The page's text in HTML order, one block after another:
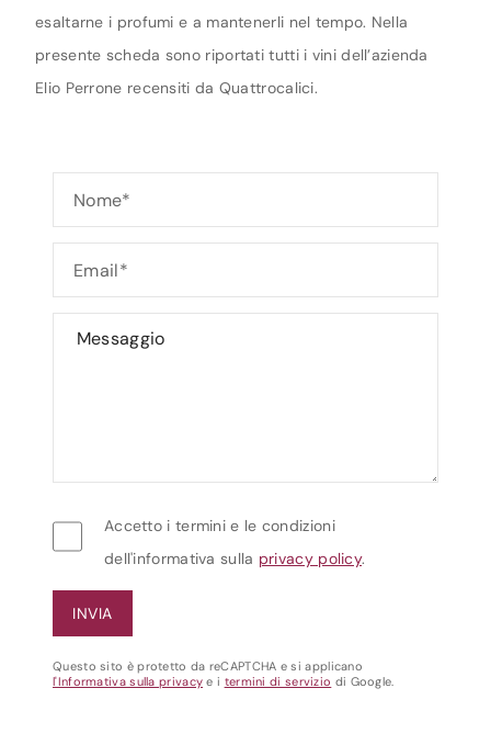
esaltarne i profumi e a mantenerli nel tempo. Nella
presente scheda sono riportati tutti i vini dell’azienda
Elio Perrone recensiti da Quattrocalici.
Accetto i termini e le condizioni
dell'informativa sulla privacy policy.
Questo sito è protetto da reCAPTCHA e si applicano
l'Informativa sulla privacy e i termini di servizio di Google.